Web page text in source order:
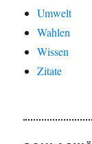
Umwelt
Wahlen
Wissen
Zitate